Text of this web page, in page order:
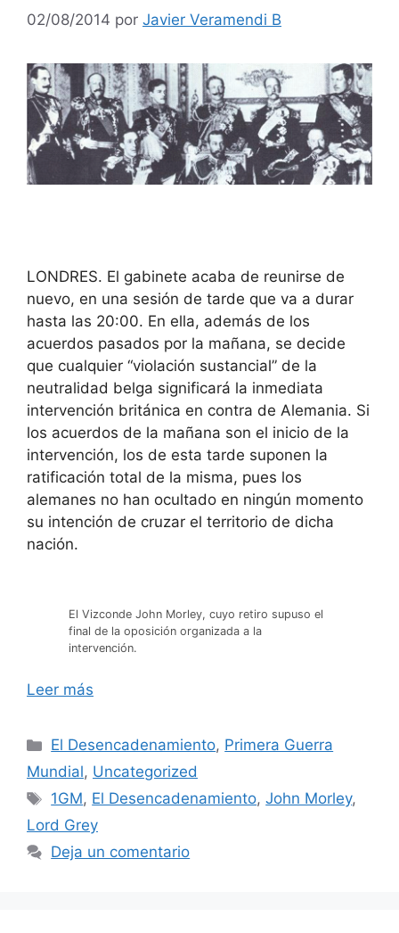
02/08/2014 por Javier Veramendi B
LONDRES. El gabinete acaba de reunirse de
nuevo, en una sesión de tarde que va a durar
hasta las 20:00. En ella, además de los
acuerdos pasados por la mañana, se decide
que cualquier “violación sustancial” de la
neutralidad belga significará la inmediata
intervención británica en contra de Alemania. Si
los acuerdos de la mañana son el inicio de la
intervención, los de esta tarde suponen la
ratificación total de la misma, pues los
alemanes no han ocultado en ningún momento
su intención de cruzar el territorio de dicha
nación.
El Vizconde John Morley, cuyo retiro supuso el
final de la oposición organizada a la
intervención.
Leer más
Categorías
El Desencadenamiento, Primera Guerra
Mundial, Uncategorized
Etiquetas
1GM, El Desencadenamiento,John Morley,
Lord Grey
Deja un comentario